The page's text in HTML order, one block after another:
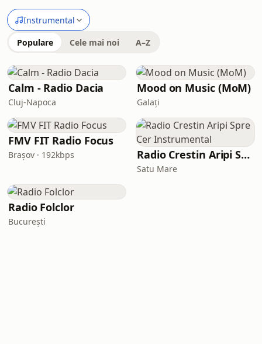
Instrumental
Populare Cele mai noi A–Z
Calm - Radio Dacia
Cluj-Napoca
Mood on Music (MoM)
Galați
FMV FIT Radio Focus
Brașov · 192kbps Radio Crestin Aripi Spre Cer Instrumental
Satu Mare
Radio Folclor
București